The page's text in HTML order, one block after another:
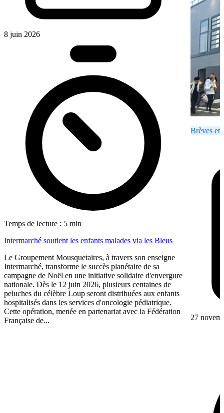
8 juin 2026
Temps de lecture : 5 min
Intermarché soutient les enfants malades via les Bleus
Le Groupement Mousquetaires, à travers son enseigne
Intermarché, transforme le succès planétaire de sa
campagne de Noël en une initiative solidaire d'envergure
nationale. Dès le 12 juin 2026, plusieurs centaines de
peluches du célèbre Loup seront distribuées aux enfants
hospitalisés dans les services d'oncologie pédiatrique.
Cette opération, menée en partenariat avec la Fédération
Française de...
Brèves et
27